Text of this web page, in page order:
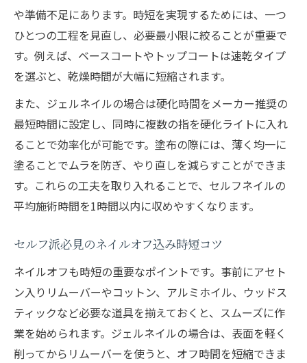
セルフネイルの時短化で理想の時間配分
オフ込み平均と時短ネイルの関係性を解説
ネイルが乾く時間を短くする裏ワザとは
ネイルが何分で乾くか左右する要素とは
速乾重視のネイル選びで時短を実現
ネイル乾燥時間短縮のための工夫とテク
ジェルネイル時短に効く乾かし方のコツ
セルフネイルの乾かす時間を短縮する方法
ファストネイルも安全に楽しむヒントを紹介
安全な時短ネイルを楽しむための基本知識
ネイル時短と美しさを保つ注意点とは
セルフ派向け時短ネイルの安全チェック法
時短重視でも守りたいネイルケアのポイン
ト
や準備不足にあります。時短を実現するためには、一つ
ひとつの工程を見直し、必要最小限に絞ることが重要で
す。例えば、ベースコートやトップコートは速乾タイプ
を選ぶと、乾燥時間が大幅に短縮されます。
また、ジェルネイルの場合は硬化時間をメーカー推奨の
最短時間に設定し、同時に複数の指を硬化ライトに入れ
ることで効率化が可能です。塗布の際には、薄く均一に
塗ることでムラを防ぎ、やり直しを減らすことができま
す。これらの工夫を取り入れることで、セルフネイルの
平均施術時間を1時間以内に収めやすくなります。
セルフ派必見のネイルオフ込み時短コツ
ネイルオフも時短の重要なポイントです。事前にアセト
ン入りリムーバーやコットン、アルミホイル、ウッドス
ティックなど必要な道具を揃えておくと、スムーズに作
業を始められます。ジェルネイルの場合は、表面を軽く
削ってからリムーバーを使うと、オフ時間を短縮できま